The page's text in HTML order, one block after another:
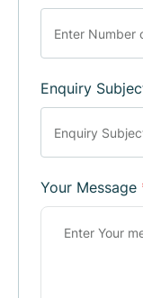
Enquiry
Your Message